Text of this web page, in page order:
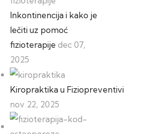
Inkontinencija i kako je
lečiti uz pomoć
fizioterapije dec 07,
2025
Kiropraktika u Fiziopreventivi
nov 22, 2025